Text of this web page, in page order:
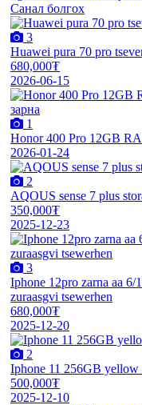
Санал болгох
3
Huawei pura 70 pro
680,000₮
2026-06-15
1
Honor 400 Pro 12GB
2026-01-24
2
AQOUS sense 7 plus
350,000₮
2025-12-23
3
Iphone 12pro zarna aa
zuraasgvi tsewerhen
680,000₮
2025-12-20
2
Iphone 11 256GB yellow
500,000₮
2025-12-10